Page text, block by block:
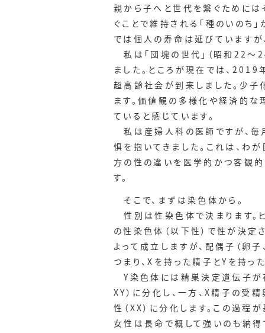
親から子へと世代を繋ぐためには
ぐことで維持される「種のいのち
では個人の寿命は延びていますが
私は「団塊の世代」（昭和22～
ました。ところが現在では、
超高齢社会が到来しました。少
ます。価値観の多様化や経済的
ていると感じています。
私は産婦人科の医師ですが、毎
惧を抱いてきました。これは、わ
方の性の違いを医学的かつ客観的
す。
そこで、まずは染色体から。
性別は性染色体で決まります。
の性染色体（以下性）で性が決定
よって成立しますが、配偶子（卵
つまり、Xを持った精子とYを持
Y染色体には精巣決定遺伝子が
XY）に分化し、一方、X精子の受
性（XX）に分化します。この過程
女性は長命で概して強いのも納得